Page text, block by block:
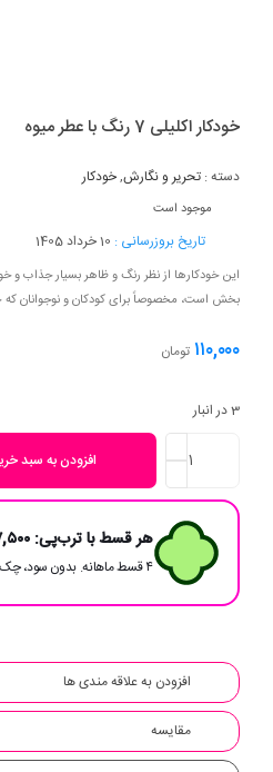
خودکار اکلیلی 7 رنگ با عطر میوه
دسته : تحریر و نگارش,خودکار
موجود است
تاریخ بروزرسانی : 10 خرداد 1405
این خودکارها از نظر رنگ و ظاهر بسیار جذاب و
بخش است، مخصوصاً برای کودکان و نوجوانان که
۱۱۰,۰۰۰ تومان
3 در انبار
افزودن به سبد
هر قسط با ترب‌پی:
۴ قسط ماهانه. بدون سود، چک و ضامن.
افزودن به علاقه مندی ها
مقایسه